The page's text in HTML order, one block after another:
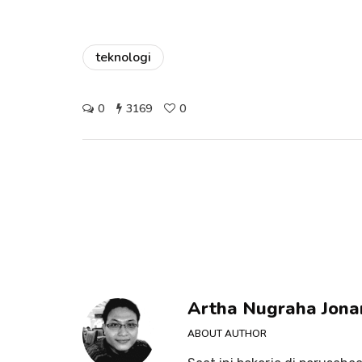
teknologi
0 3169 0
Artha Nugraha
ABOUT AUTHOR